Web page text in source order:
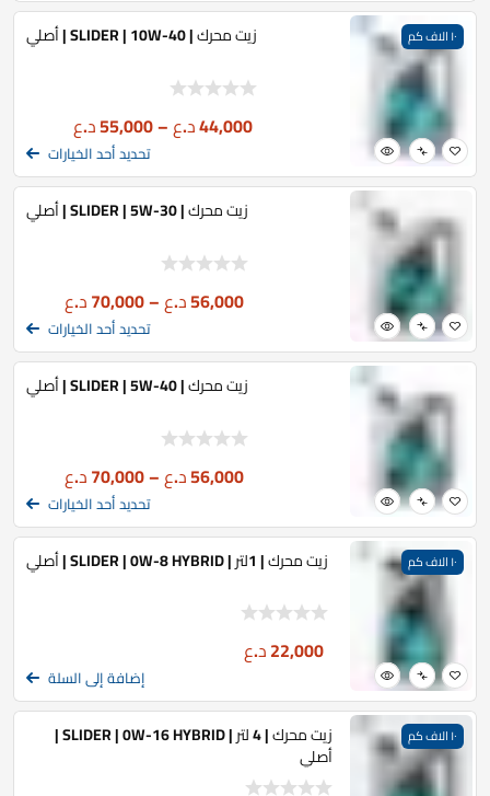
١٠ الاف كم زيت محرك | SLIDER | 10W-40 | أصلي
44,000د.ع–
55,000د.ع
تحديد أحد الخيارات
زيت محرك | SLIDER | 5W-30 | أصلي
56,000د.ع–
70,000د.ع
تحديد أحد الخيارات
زيت محرك | SLIDER | 5W-40 | أصلي
56,000د.ع–
70,000د.ع
تحديد أحد الخيارات
١٠ الاف كم زيت محرك | 1لتر | SLIDER | 0W-8 HYBRID | أصلي
22,000د.ع
إضافة إلى السلة
١٠ الاف كم زيت محرك | 4 لتر | SLIDER | 0W-16 HYBRID |
أصلي